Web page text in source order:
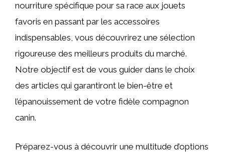
nourriture spécifique pour sa race aux jouets
favoris en passant par les accessoires
indispensables, vous découvrirez une sélection
rigoureuse des meilleurs produits du marché.
Notre objectif est de vous guider dans le choix
des articles qui garantiront le bien-être et
l’épanouissement de votre fidèle compagnon
canin.
Préparez-vous à découvrir une multitude d’options